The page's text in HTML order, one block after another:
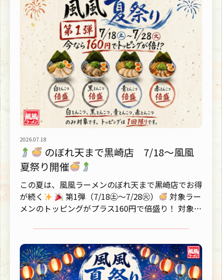
2026.07.18
のぼれ天まで黒崎店 7/18～風風
夏祭り開催
この夏は、風風ラーメンのぼれ天まで黒崎店でお得
が続く
第1弾（7/18㊏～7/28㊋）
対象ラー
メンのトッピングがプラス160円で倍盛り！ 対象ラ